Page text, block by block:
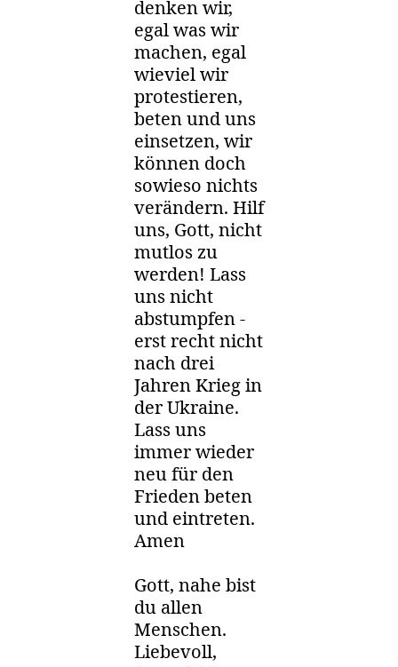
denken wir,
egal was wir
machen, egal
wieviel wir
protestieren,
beten und uns
einsetzen, wir
können doch
sowieso nichts
verändern. Hilf
uns, Gott, nicht
mutlos zu
werden! Lass
uns nicht
abstumpfen -
erst recht nicht
nach drei
Jahren Krieg in
der Ukraine.
Lass uns
immer wieder
neu für den
Frieden beten
und eintreten.
Amen
Gott, nahe bist
du allen
Menschen.
Liebevoll,